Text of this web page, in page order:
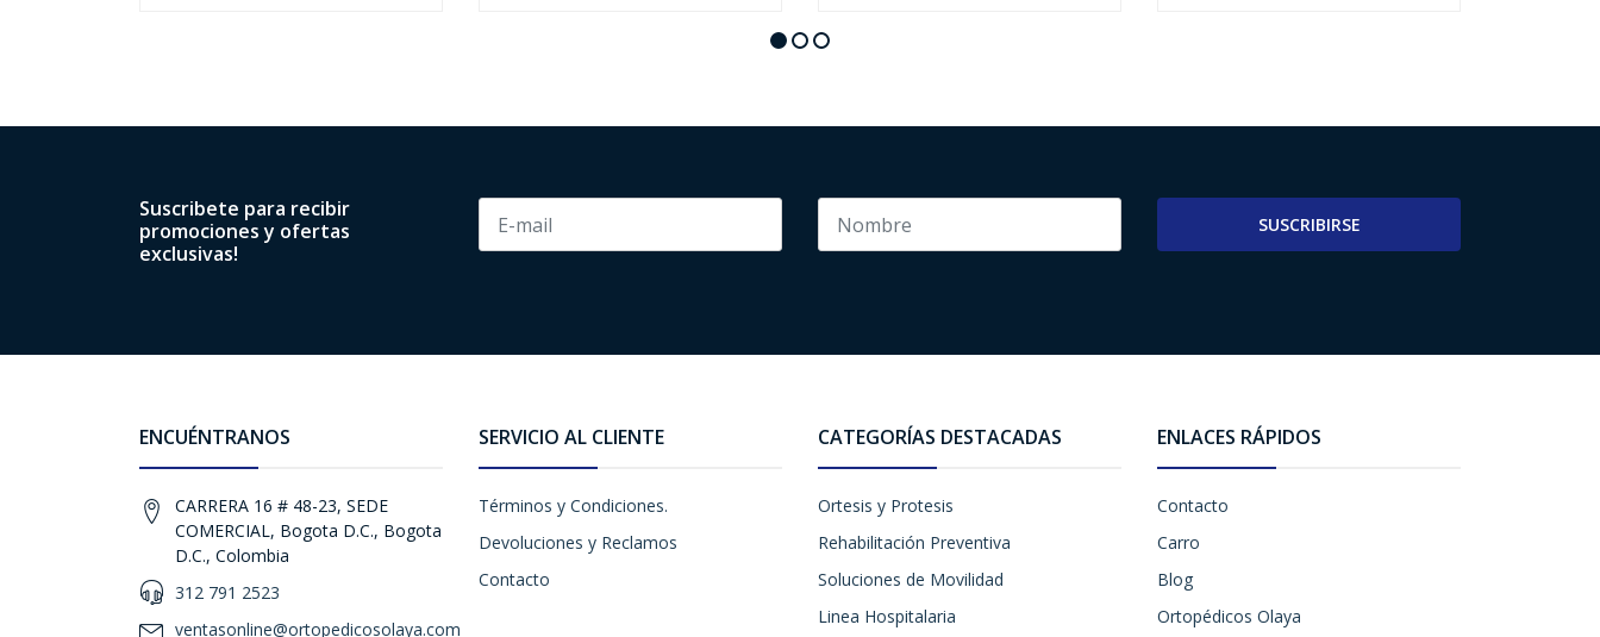
Suscribete para recibir
promociones y ofertas
exclusivas!
SUSCRIBIRSE
ENCUÉNTRANOS
CARRERA 16 # 48-23, SEDE
COMERCIAL, Bogota D.C., Bogota
D.C., Colombia
312 791 2523
ventasonline@ortopedicosolaya.com
SERVICIO AL CLIENTE
Términos y Condiciones.
Devoluciones y Reclamos
Contacto
CATEGORÍAS DESTACADAS
Ortesis y Protesis
Rehabilitación Preventiva
Soluciones de Movilidad
Linea Hospitalaria
ENLACES RÁPIDOS
Contacto
Carro
Blog
Ortopédicos Olaya